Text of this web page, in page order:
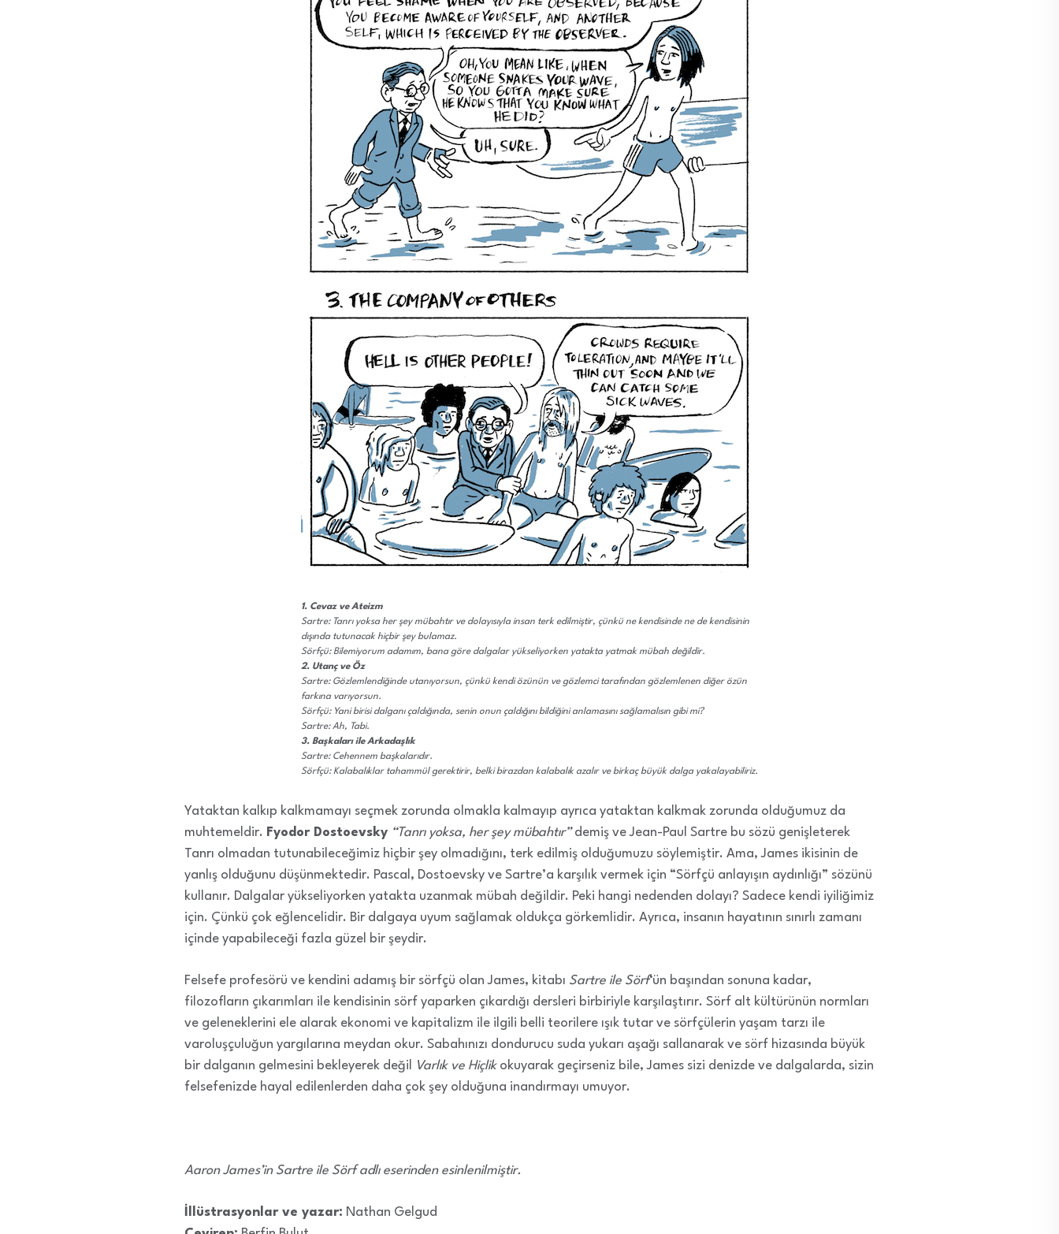
1. Cevaz ve Ateizm
Sartre: Tanrı yoksa her şey mübahtır ve dolayısıyla insan terk edilmiştir, çünkü ne kendisinde ne de kendisinin
dışında tutunacak hiçbir şey bulamaz.
Sörfçü: Bilemiyorum adamım, bana göre dalgalar yükseliyorken yatakta yatmak mübah değildir.
2. Utanç ve Öz
Sartre: Gözlemlendiğinde utanıyorsun, çünkü kendi özünün ve gözlemci tarafından gözlemlenen diğer özün
farkına varıyorsun.
Sörfçü: Yani birisi dalganı çaldığında, senin onun çaldığını bildiğini anlamasını sağlamalısın gibi mi?
Sartre: Ah, Tabi.
3. Başkaları ile Arkadaşlık
Sartre: Cehennem başkalarıdır.
Sörfçü: Kalabalıklar tahammül gerektirir, belki birazdan kalabalık azalır ve birkaç büyük dalga yakalayabiliriz.
Yataktan kalkıp kalkmamayı seçmek zorunda olmakla kalmayıp ayrıca yataktan kalkmak zorunda olduğumuz da
muhtemeldir. Fyodor Dostoevsky “Tanrı yoksa, her şey mübahtır”demiş ve Jean-Paul Sartre bu sözü genişleterek
Tanrı olmadan tutunabileceğimiz hiçbir şey olmadığını, terk edilmiş olduğumuzu söylemiştir. Ama, James ikisinin de
yanlış olduğunu düşünmektedir. Pascal, Dostoevsky ve Sartre’a karşılık vermek için “Sörfçü anlayışın aydınlığı” sözünü
kullanır. Dalgalar yükseliyorken yatakta uzanmak mübah değildir. Peki hangi nedenden dolayı? Sadece kendi iyiliğimiz
için. Çünkü çok eğlencelidir. Bir dalgaya uyum sağlamak oldukça görkemlidir. Ayrıca, insanın hayatının sınırlı zamanı
içinde yapabileceği fazla güzel bir şeydir.
Felsefe profesörü ve kendini adamış bir sörfçü olan James, kitabı Sartre ile Sörf‘ün başından sonuna kadar,
filozofların çıkarımları ile kendisinin sörf yaparken çıkardığı dersleri birbiriyle karşılaştırır. Sörf alt kültürünün normları
ve geleneklerini ele alarak ekonomi ve kapitalizm ile ilgili belli teorilere ışık tutar ve sörfçülerin yaşam tarzı ile
varoluşçuluğun yargılarına meydan okur. Sabahınızı dondurucu suda yukarı aşağı sallanarak ve sörf hizasında büyük
bir dalganın gelmesini bekleyerek değil Varlık ve Hiçlikokuyarak geçirseniz bile, James sizi denizde ve dalgalarda, sizin
felsefenizde hayal edilenlerden daha çok şey olduğuna inandırmayı umuyor.
Aaron James’in Sartre ile Sörf adlı eserinden esinlenilmiştir.
İllüstrasyonlar ve yazar: Nathan Gelgud